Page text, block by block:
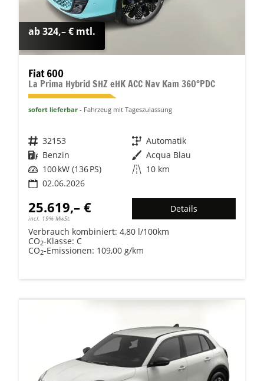
ab 324,– € mtl.
Fiat 600
La Prima Hybrid SHZ eHK ACC Nav Kam 360°PDC
sofort lieferbar Fahrzeug mit Tageszulassung
Fahrzeugnr. 32153 Getriebe Automatik
Kraftstoff Benzin Außenfarbe Acqua Blau
Leistung 100 kW (136 PS) Kilometerstand 10 km
02.06.2026
25.619,– €
incl. 19% MwSt.
Details
Verbrauch kombiniert: 4,80 l/100km
CO2-Klasse: C
CO2-Emissionen: 109,00 g/km